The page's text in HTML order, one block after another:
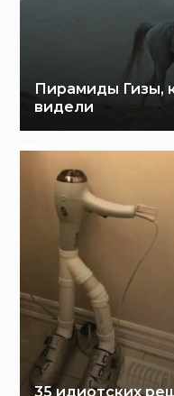
Пирамиды Гизы,
видели
35 идиотских